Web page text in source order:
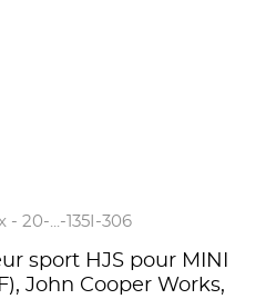
- 20-...-135I-306
sport HJS pour MINI
John Cooper Works,